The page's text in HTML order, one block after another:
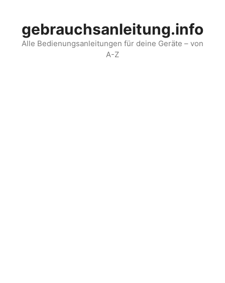
contentgebrauchsanleitung.info
Alle Bedienungsanleitungen für deine Geräte – von
A-Z